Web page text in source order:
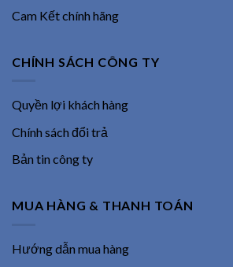
Cam Kết chính hãng
CHÍNH SÁCH CÔNG TY
Quyền lợi khách hàng
Chính sách đổi trả
Bản tin công ty
MUA HÀNG & THANH TOÁN
Hướng dẫn mua hàng